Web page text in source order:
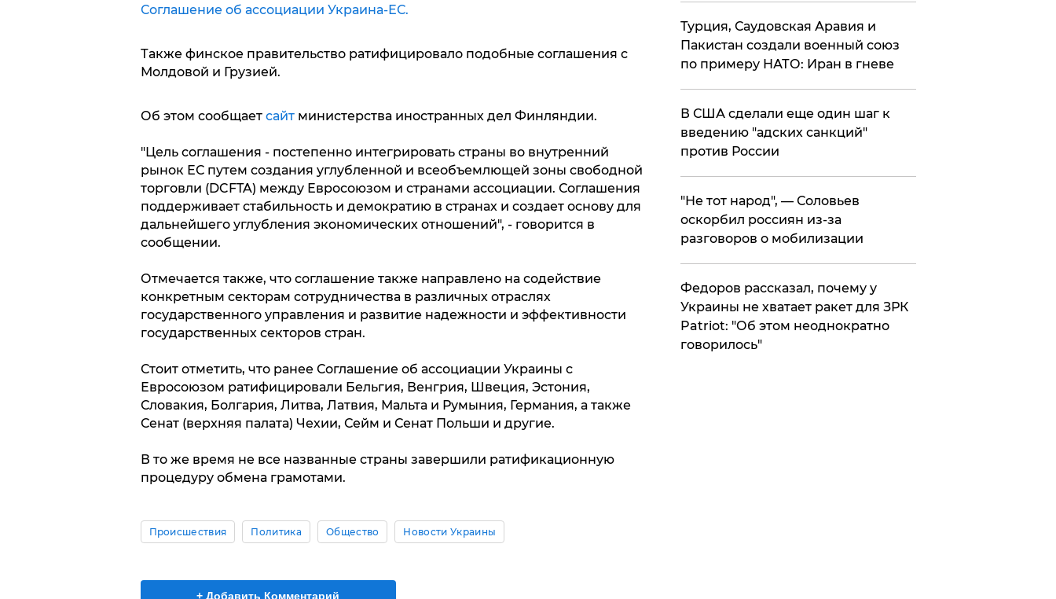
Соглашение об ассоциации Украина-ЕС.
Также финское правительство ратифицировало подобные соглашения с
Молдовой и Грузией.
Об этом сообщает сайтминистерства иностранных дел Финляндии.
"Цель соглашения - постепенно интегрировать страны во внутренний
рынок ЕС путем создания углубленной и всеобъемлющей зоны свободной
торговли (DCFTA) между Евросоюзом и странами ассоциации. Соглашения
поддерживает стабильность и демократию в странах и создает основу для
дальнейшего углубления экономических отношений", - говорится в
сообщении.
Отмечается также, что соглашение также направлено на содействие
конкретным секторам сотрудничества в различных отраслях
государственного управления и развитие надежности и эффективности
государственных секторов стран.
Стоит отметить, что ранее Соглашение об ассоциации Украины с
Евросоюзом ратифицировали Бельгия, Венгрия, Швеция, Эстония,
Словакия, Болгария, Литва, Латвия, Мальта и Румыния, Германия, а также
Сенат (верхняя палата) Чехии, Сейм и Сенат Польши и другие.
В то же время не все названные страны завершили ратификационную
процедуру обмена грамотами.
Происшествия Политика Общество Новости Украины
+ Добавить Комментарий
Турция, Саудовская Аравия и
Пакистан создали военный союз
по примеру НАТО: Иран в гневе
В США сделали еще один шаг к
введению "адских санкций"
против России
​"Не тот народ", — Соловьев
оскорбил россиян из-за
разговоров о мобилизации
Федоров рассказал, почему у
Украины не хватает ракет для ЗРК
Patriot: "Об этом неоднократно
говорилось"